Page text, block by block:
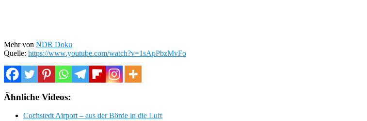
Mehr von NDR Doku
Quelle: https://www.youtube.com/watch?v=1sApPbzMvFo
Ähnliche Videos:
Cochstedt Airport – aus der Börde in die Luft